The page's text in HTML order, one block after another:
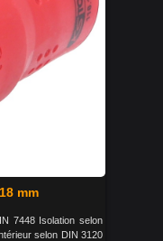
mm
7448 Isolation selon
selon DIN 3120